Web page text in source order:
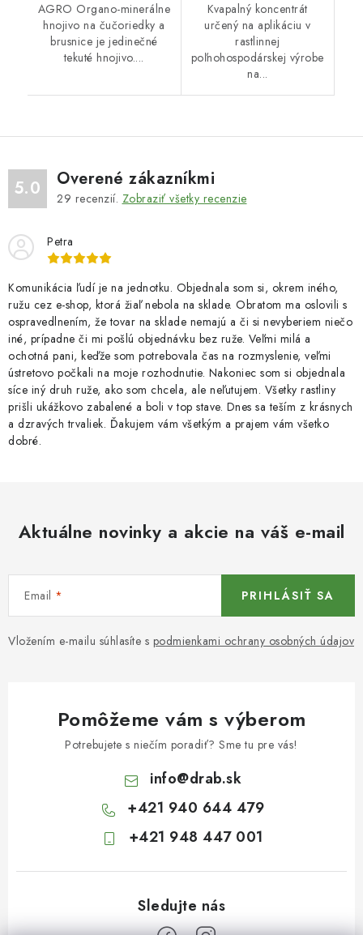
AGRO Organo-minerálne
hnojivo na čučoriedky a
brusnice je jedinečné
tekuté hnojivo....
Kvapalný koncentrát
určený na aplikáciu v
rastlinnej
poľnohospodárskej výrobe
na...
5.0 Overené zákazníkmi
29 recenzií. Zobraziť všetky recenzie
Petra
Komunikácia ľudí je na jednotku. Objednala som si, okrem iného,
ružu cez e-shop, ktorá žiaľ nebola na sklade. Obratom ma oslovili s
ospravedlnením, že tovar na sklade nemajú a či si nevyberiem niečo
iné, prípadne či mi pošlú objednávku bez ruže. Veľmi milá a
ochotná pani, keďže som potrebovala čas na rozmyslenie, veľmi
ústretovo počkali na moje rozhodnutie. Nakoniec som si objednala
síce iný druh ruže, ako som chcela, ale neľutujem. Všetky rastliny
prišli ukážkovo zabalené a boli v top stave. Dnes sa teším z krásnych
a dzravých trvaliek. Ďakujem vám všetkým a prajem vám všetko
dobré.
Aktuálne novinky a akcie na váš e-mail
Email
Vložením e-mailu súhlasíte s podmienkami ochrany osobných údajov
PRIHLÁSIŤ SA
Pomôžeme vám s výberom
Potrebujete s niečím poradiť? Sme tu pre vás!
info@drab.sk
+421 940 644 479
+421 948 447 001